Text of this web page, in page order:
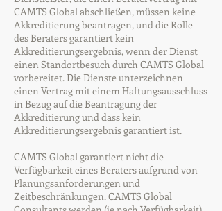
CAMTS Global abschließen, müssen keine
Akkreditierung beantragen, und die Rolle
des Beraters garantiert kein
Akkreditierungsergebnis, wenn der Dienst
einen Standortbesuch durch CAMTS Global
vorbereitet. Die Dienste unterzeichnen
einen Vertrag mit einem Haftungsausschluss
in Bezug auf die Beantragung der
Akkreditierung und dass kein
Akkreditierungsergebnis garantiert ist.
CAMTS Global garantiert nicht die
Verfügbarkeit eines Beraters aufgrund von
Planungsanforderungen und
Zeitbeschränkungen. CAMTS Global